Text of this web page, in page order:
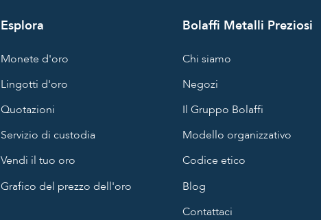
Esplora
Monete d'oro
Lingotti d'oro
Quotazioni
Servizio di custodia
Vendi il tuo oro
Grafico del prezzo dell'oro
Bolaffi Metalli Preziosi
Chi siamo
Negozi
Il Gruppo Bolaffi
Modello organizzativo
Codice etico
Blog
Contattaci